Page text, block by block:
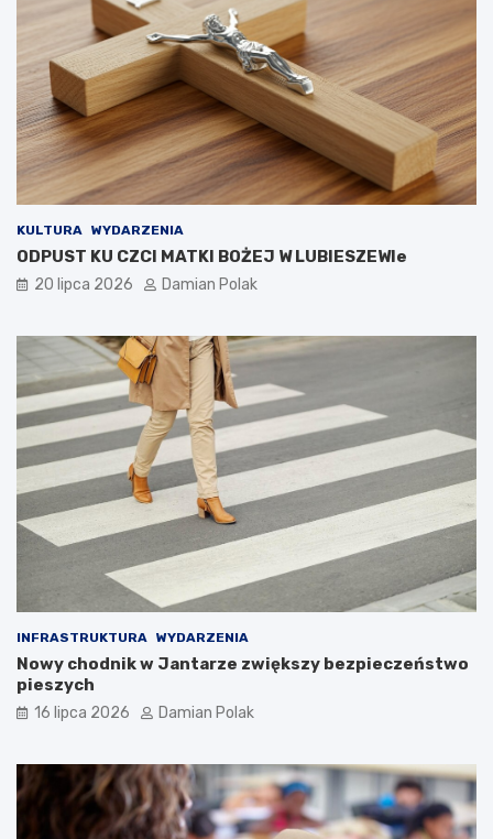
KULTURA WYDARZENIA
ODPUST KU CZCI MATKI BOŻEJ W LUBIESZEWIe
20 lipca 2026 Damian Polak
INFRASTRUKTURA WYDARZENIA
Nowy chodnik w Jantarze zwiększy bezpieczeństwo
pieszych
16 lipca 2026 Damian Polak